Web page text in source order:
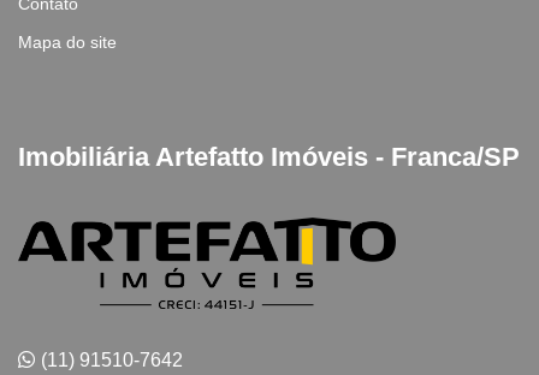
Mapa do site
Imobiliária Artefatto Imóveis - Franca/SP
(11) 91510-7642